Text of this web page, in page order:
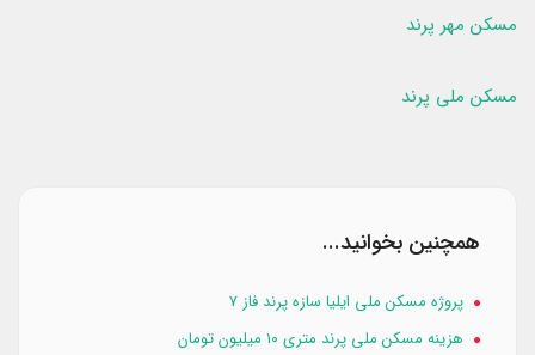
مسکن مهر پرند
مسکن ملی پرند
همچنین بخوانید...
پروژه مسکن ملی ایلیا سازه پرند فاز ۷
هزینه مسکن ملی پرند متری ۱۰ میلیون تومان